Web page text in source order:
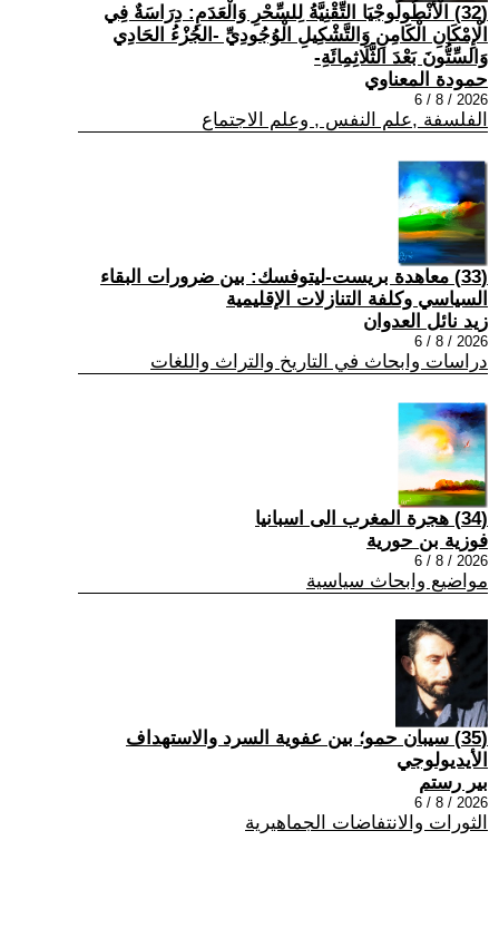
(32) الْأَنْطُولُوجْيَا التِّقْنِيَّةُ لِلسِّحْرِ وَالْعَدَمِ: دِرَاسَةٌ فِي
الْإِمْكَانِ الْكَامِنِ وَالتَّشْكِيلِ الْوُجُودِيِّ -الجُزْءُ الحَادِي
وَالسِّتُّونَ بَعْدَ الثَّلَاثِمِائَةِ-
حمودة المعناوي
2026 / 8 / 6
الفلسفة ,علم النفس , وعلم الاجتماع
(33) معاهدة بريست-ليتوفسك: بين ضرورات البقاء
السياسي وكلفة التنازلات الإقليمية
زيد نائل العدوان
2026 / 8 / 6
دراسات وابحاث في التاريخ والتراث واللغات
(34) هجرة المغرب الى اسبانيا
فوزية بن حورية
2026 / 8 / 6
مواضيع وابحاث سياسية
(35) سيبان حمو؛ بين عفوية السرد والاستهداف
الأيديولوجي
بير رستم
2026 / 8 / 6
الثورات والانتفاضات الجماهيرية